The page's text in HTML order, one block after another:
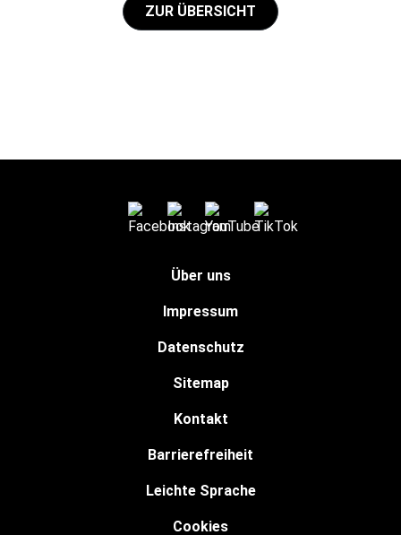
ZUR ÜBERSICHT
Über uns
Impressum
Datenschutz
Sitemap
Kontakt
Barrierefreiheit
Leichte Sprache
Cookies